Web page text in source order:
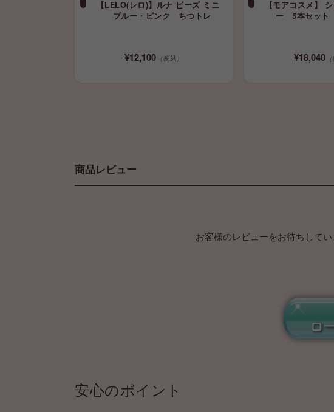
【LELO(レロ)】ルナ ビーズ ミニ
ブルー・ピンク ちつトレ
¥12,100 （税込）
【モアコスメ】
ー 5本セット
¥18,040
商品レビュー
お客様のレビューをお待ちしてい
安心のポイント